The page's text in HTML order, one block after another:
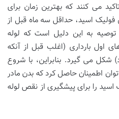
می کنند که بهترین زمان برای
اسید، حداقل سه ماه قبل از
توصیه به این دلیل است که لوله
بارداری (اغلب قبل از آنکه
شکل می گیرد. بنابراین، با شروع
اطمینان حاصل کرد که بدن مادر
اسید را برای پیشگیری از نقص لوله